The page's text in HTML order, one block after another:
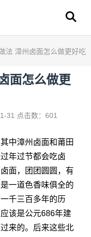
法 漳州卤面怎么做更好吃
面怎么做更
31 点击数：601
中漳州卤面和莆田
年过节都会吃卤
面，团团圆圆，有
一道色香味俱全的
千三百多年的历
该是公元686年建
来的。后来这些北